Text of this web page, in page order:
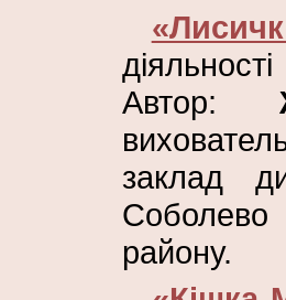
Автор:
заклад
Соболево
району.